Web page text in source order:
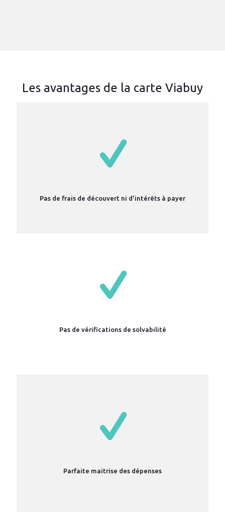
Les avantages de la carte Viabuy
Pas de frais de découvert ni d'intérêts à payer
Pas de vérifications de solvabilité
Parfaite maitrise des dépenses